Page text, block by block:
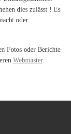
dies zulässt ! Es
oder
Fotos oder Berichte
Webmaster.